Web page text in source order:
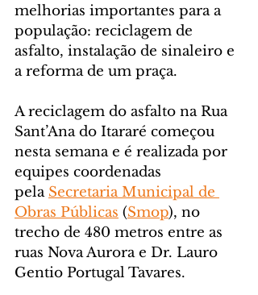
melhorias importantes para a
população: reciclagem de
asfalto, instalação de sinaleiro e
a reforma de um praça.
A reciclagem do asfalto na Rua
Sant’Ana do Itararé começou
nesta semana e é realizada por
equipes coordenadas
pela Secretaria Municipal de
Obras Públicas (Smop), no
trecho de 480 metros entre as
ruas Nova Aurora e Dr. Lauro
Gentio Portugal Tavares.